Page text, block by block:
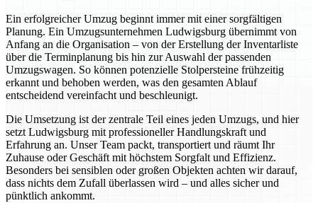
Ein erfolgreicher Umzug beginnt immer mit einer sorgfältigen
Planung. Ein Umzugsunternehmen Ludwigsburg übernimmt von
Anfang an die Organisation – von der Erstellung der Inventarliste
über die Terminplanung bis hin zur Auswahl der passenden
Umzugswagen. So können potenzielle Stolpersteine frühzeitig
erkannt und behoben werden, was den gesamten Ablauf
entscheidend vereinfacht und beschleunigt.
Die Umsetzung ist der zentrale Teil eines jeden Umzugs, und hier
setzt Ludwigsburg mit professioneller Handlungskraft und
Erfahrung an. Unser Team packt, transportiert und räumt Ihr
Zuhause oder Geschäft mit höchstem Sorgfalt und Effizienz.
Besonders bei sensiblen oder großen Objekten achten wir darauf,
dass nichts dem Zufall überlassen wird – und alles sicher und
pünktlich ankommt.